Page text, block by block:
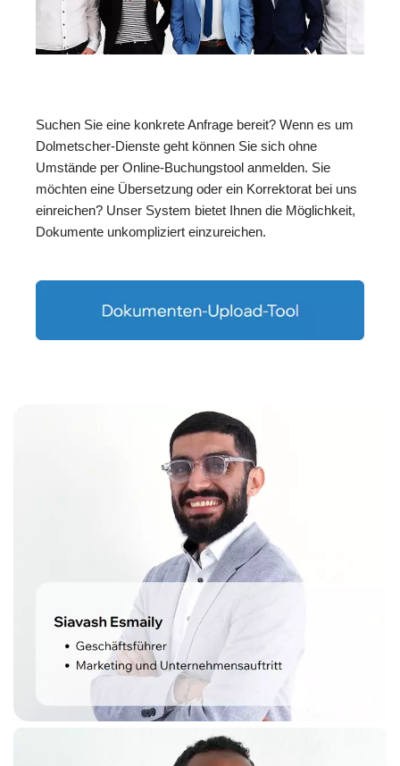
Suchen Sie eine konkrete Anfrage bereit? Wenn es um
Dolmetscher-Dienste geht können Sie sich ohne
Umstände per Online-Buchungstool anmelden. Sie
möchten eine Übersetzung oder ein Korrektorat bei uns
einreichen? Unser System bietet Ihnen die Möglichkeit,
Dokumente unkompliziert einzureichen.